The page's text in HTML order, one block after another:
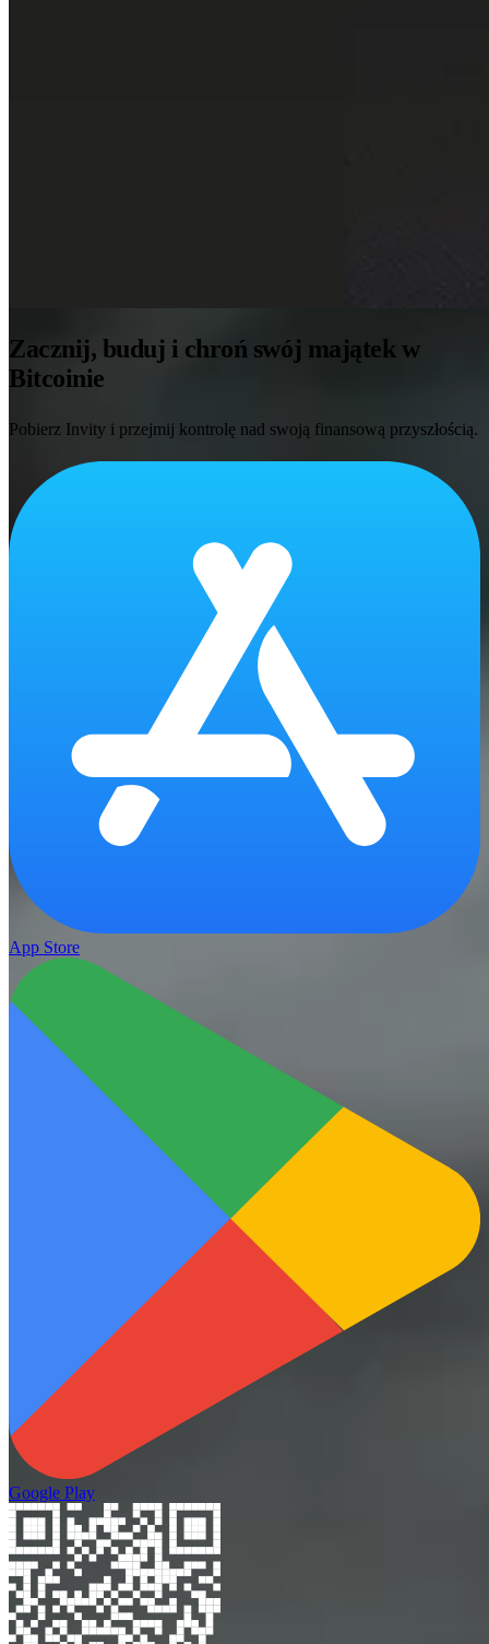
Zacznij, buduj i chroń swój majątek w
Bitcoinie
Pobierz Invity i przejmij kontrolę nad swoją finansową przyszłością.
App Store
Google Play